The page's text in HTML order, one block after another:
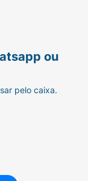
ou
pelo caixa.